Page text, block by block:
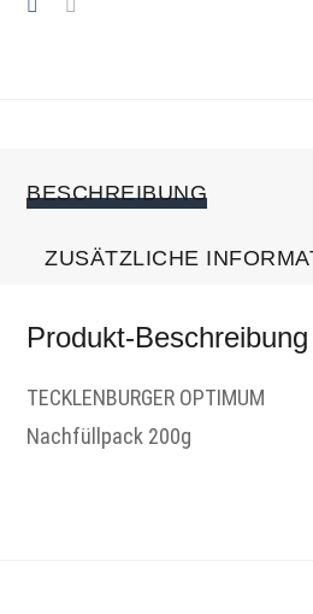
BESCHREIBUNG
ZUSÄTZLICHE
Produkt-Beschreibung
TECKLENBURGER OPTIMUM
Nachfüllpack 200g